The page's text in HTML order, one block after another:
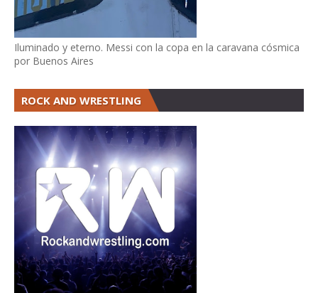
Iluminado y eterno. Messi con la copa en la caravana cósmica
por Buenos Aires
ROCK AND WRESTLING